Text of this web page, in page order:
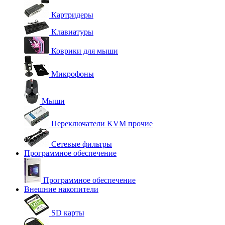
Картридеры
Клавиатуры
Коврики для мыши
Микрофоны
Мыши
Переключатели KVM прочие
Сетевые фильтры
Программное обеспечение
Программное обеспечение
Внешние накопители
SD карты